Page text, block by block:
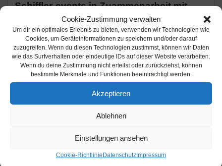
Cookie-Zustimmung verwalten
Um dir ein optimales Erlebnis zu bieten, verwenden wir Technologien wie
Cookies, um Geräteinformationen zu speichern und/oder darauf
zuzugreifen. Wenn du diesen Technologien zustimmst, können wir Daten
wie das Surfverhalten oder eindeutige IDs auf dieser Website verarbeiten.
Wenn du deine Zustimmung nicht erteilst oder zurückziehst, können
bestimmte Merkmale und Funktionen beeinträchtigt werden.
Akzeptieren
Ablehnen
Einstellungen ansehen
Cookie-Richtlinie Datenschutz Impressum
Schiffler-events in Zuammenarbeit mit
AJZ Bahndamm Wermelskirchen zeigen
den Dokumentarfilm
„Schleimkeim – Otze und die DDR von
unten“ im Film – Eck, Telegrafenstrasse 1
Wermelskirchen.
Mittwoch, 12. Juni 2024
Einlass 19.00 Uhr
Beginn 20.00 Uhr
Eintritt inklusive einem Bier 0,33l
Tickets: schiffler-events.de